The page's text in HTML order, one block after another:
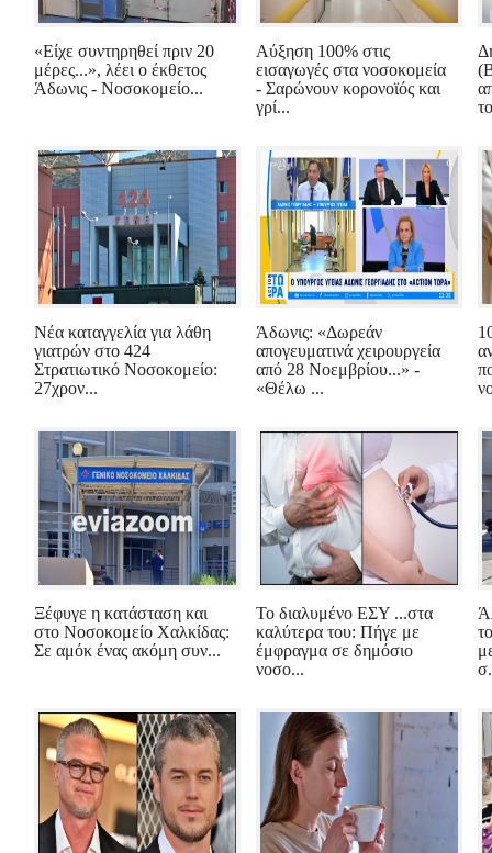
«Είχε συντηρηθεί πριν 20
μέρες...», λέει ο έκθετος
Άδωνις - Νοσοκομείο...
Αύξηση 100% στις
εισαγωγές στα νοσοκομεία
- Σαρώνουν κορονοϊός και
γρί...
Νέα καταγγελία για λάθη
γιατρών στο 424
Στρατιωτικό Νοσοκομείο:
27χρον...
Άδωνις: «Δωρεάν
απογευματινά χειρουργεία
από 28 Νοεμβρίου...» -
«Θέλω ...
Ξέφυγε η κατάσταση και
στο Νοσοκομείο Χαλκίδας:
Σε αμόκ ένας ακόμη συν...
Το διαλυμένο ΕΣΥ ...στα
καλύτερα του: Πήγε με
έμφραγμα σε δημόσιο
νοσο...